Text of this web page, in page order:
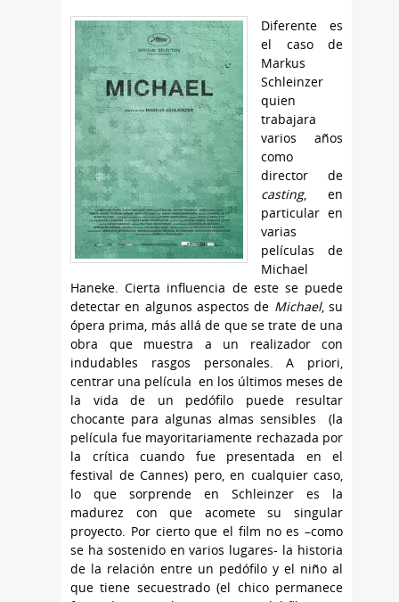
Diferente es
el caso de
Markus
Schleinzer
quien
trabajara
varios años
como
director de
casting, en
particular en
varias
películas de
Michael
Haneke. Cierta influencia de este se puede
detectar en algunos aspectos de Michael, su
ópera prima, más allá de que se trate de una
obra que muestra a un realizador con
indudables rasgos personales. A priori,
centrar una película en los últimos meses de
la vida de un pedófilo puede resultar
chocante para algunas almas sensibles (la
película fue mayoritariamente rechazada por
la crítica cuando fue presentada en el
festival de Cannes) pero, en cualquier caso,
lo que sorprende en Schleinzer es la
madurez con que acomete su singular
proyecto. Por cierto que el film no es –como
se ha sostenido en varios lugares- la historia
de la relación entre un pedófilo y el niño al
que tiene secuestrado (el chico permanece